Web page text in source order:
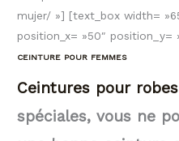
mujer/ »] [text_box width=
position_x= »50″ position_y=
CEINTURE POUR FEMMES
Ceintures pour robes
spéciales, vous ne